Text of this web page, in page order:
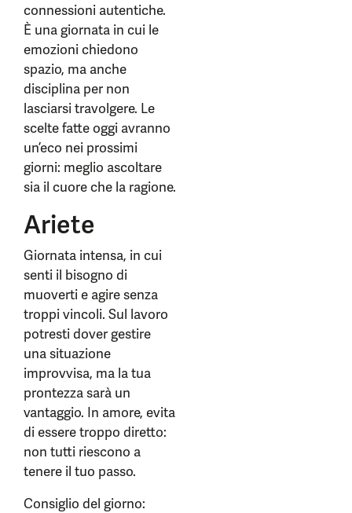
connessioni autentiche.
È una giornata in cui le
emozioni chiedono
spazio, ma anche
disciplina per non
lasciarsi travolgere. Le
scelte fatte oggi avranno
un’eco nei prossimi
giorni: meglio ascoltare
sia il cuore che la ragione.
Ariete
Giornata intensa, in cui
senti il bisogno di
muoverti e agire senza
troppi vincoli. Sul lavoro
potresti dover gestire
una situazione
improvvisa, ma la tua
prontezza sarà un
vantaggio. In amore, evita
di essere troppo diretto:
non tutti riescono a
tenere il tuo passo.
Consiglio del giorno: